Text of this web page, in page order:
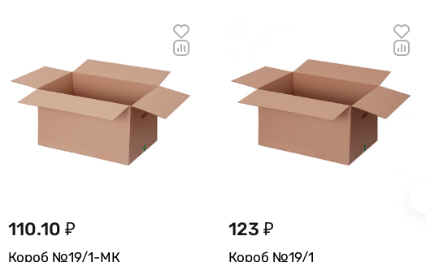
110.10 ₽
Короб №19/1-МК
123 ₽
Короб №19/1